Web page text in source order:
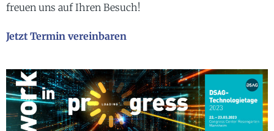
freuen uns auf Ihren Besuch!
Jetzt Termin vereinbaren